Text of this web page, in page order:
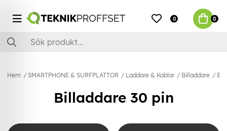
0 0
Hem SMARTPHONE & SURFPLATTOR Laddare & Kablar Billaddare
Billaddare 30 pin